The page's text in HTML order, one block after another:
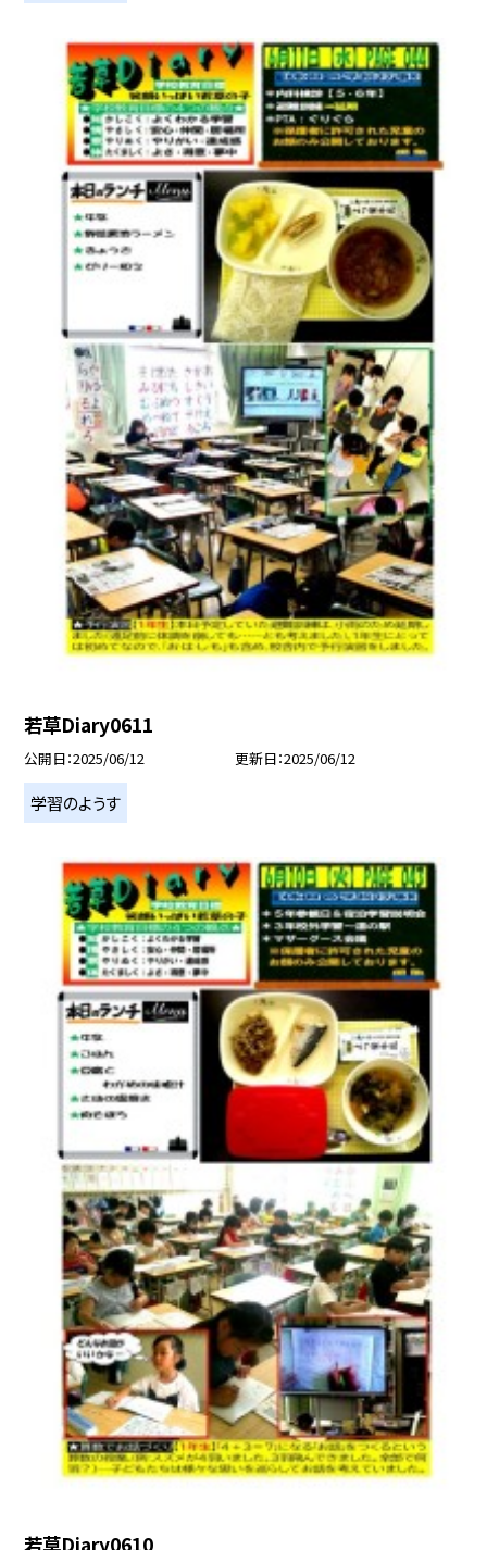
若草Diary0611
公開日 2025/06/12 更新日 2025/06/12
学習のようす
若草Diary0610